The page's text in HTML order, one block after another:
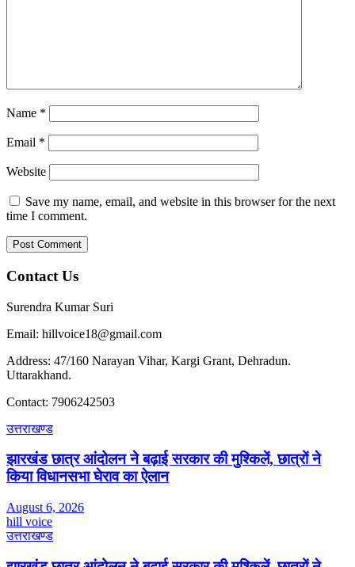
Name *
Email *
Website
Save my name, email, and website in this browser for the next
time I comment.
Contact Us
Surendra Kumar Suri
Email: hillvoice18@gmail.com
Address: 47/160 Narayan Vihar, Kargi Grant, Dehradun.
Uttarakhand.
Contact: 7906242503
उत्तराखण्ड
झारखंड छात्र आंदोलन ने बढ़ाई सरकार की मुश्किलें, छात्रों ने
किया विधानसभा घेराव का ऐलान
August 6, 2026
hill voice
उत्तराखण्ड